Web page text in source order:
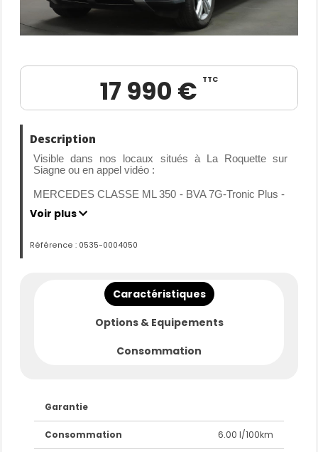
17 990 € TTC
Description
Visible dans nos locaux situés à La Roquette sur
Siagne ou en appel vidéo :
MERCEDES CLASSE ML 350 - BVA 7G-Tronic Plus -
Sport
Kilométrage : 172650 km certifiés
Motorisation : Diesel
Transmission : Boite Automatique
Puissance : 258 CV
Ce MERCEDES ML350 est disponible
immédiatement. Contactez-nous à votre convenance
par téléphone, mail, messagerie leboncoin, SMS ou
Whatsapp, nous organiserons un rendez-vous
Voir plus
Référence : 0535-0004050
Caractéristiques
Options & Equipements
Consommation
Garantie
Consommation 6.00 l/100km